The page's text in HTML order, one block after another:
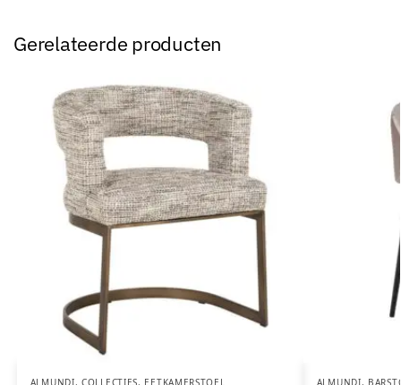
Gerelateerde producten
ALMUNDI,COLLECTIES, EETKAMERSTOEL ALMUNDI,